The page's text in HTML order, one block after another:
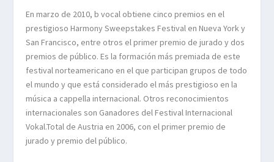
En marzo de 2010, b vocal obtiene cinco premios en el
prestigioso Harmony Sweepstakes Festival en Nueva York y
San Francisco, entre otros el primer premio de jurado y dos
premios de público. Es la formación más premiada de este
festival norteamericano en el que participan grupos de todo
el mundo y que está considerado el más prestigioso en la
música a cappella internacional. Otros reconocimientos
internacionales son Ganadores del Festival Internacional
Vokal.Total de Austria en 2006, con el primer premio de
jurado y premio del público.